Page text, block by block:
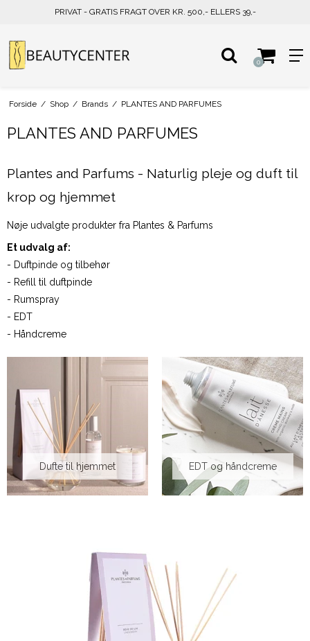
PRIVAT - GRATIS FRAGT OVER KR. 500,- ELLERS 39,-
0
Forside / Shop / Brands / PLANTES AND PARFUMES
PLANTES AND PARFUMES
Plantes and Parfums - Naturlig pleje og duft til
krop og hjemmet
Nøje udvalgte produkter fra Plantes & Parfums
Et udvalg af:
- Duftpinde og tilbehør
- Refill til duftpinde
- Rumspray
- EDT
- Håndcreme
Dufte til hjemmet EDT og håndcreme